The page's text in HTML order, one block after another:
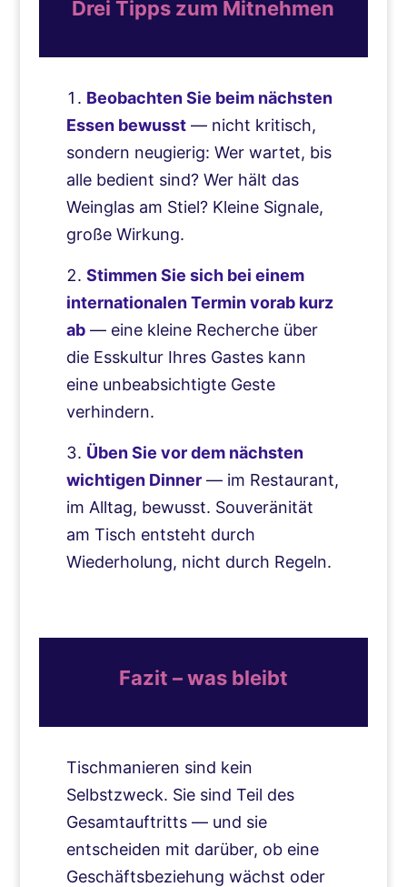
Drei Tipps zum Mitnehmen
Beobachten Sie beim nächsten
Essen bewusst— nicht kritisch,
sondern neugierig: Wer wartet, bis
alle bedient sind? Wer hält das
Weinglas am Stiel? Kleine Signale,
große Wirkung.
Stimmen Sie sich bei einem
internationalen Termin vorab kurz
ab— eine kleine Recherche über
die Esskultur Ihres Gastes kann
eine unbeabsichtigte Geste
verhindern.
Üben Sie vor dem nächsten
wichtigen Dinner— im Restaurant,
im Alltag, bewusst. Souveränität
am Tisch entsteht durch
Wiederholung, nicht durch Regeln.
Fazit – was bleibt
Tischmanieren sind kein
Selbstzweck. Sie sind Teil des
Gesamtauftritts — und sie
entscheiden mit darüber, ob eine
Geschäftsbeziehung wächst oder